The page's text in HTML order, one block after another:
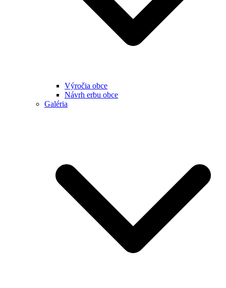
Výročia obce
Návrh erbu obce
Galéria